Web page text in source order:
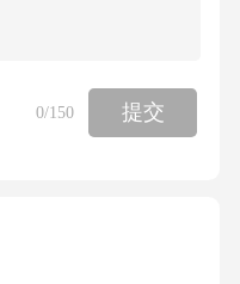
0/150 提交